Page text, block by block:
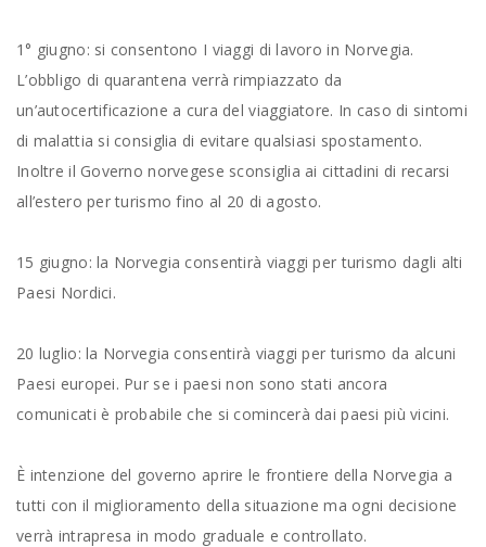
1° giugno: si consentono I viaggi di lavoro in Norvegia.
L’obbligo di quarantena verrà rimpiazzato da
un’autocertificazione a cura del viaggiatore. In caso di sintomi
di malattia si consiglia di evitare qualsiasi spostamento.
Inoltre il Governo norvegese sconsiglia ai cittadini di recarsi
all’estero per turismo fino al 20 di agosto.
15 giugno: la Norvegia consentirà viaggi per turismo dagli alti
Paesi Nordici.
20 luglio: la Norvegia consentirà viaggi per turismo da alcuni
Paesi europei. Pur se i paesi non sono stati ancora
comunicati è probabile che si comincerà dai paesi più vicini.
È intenzione del governo aprire le frontiere della Norvegia a
tutti con il miglioramento della situazione ma ogni decisione
verrà intrapresa in modo graduale e controllato.